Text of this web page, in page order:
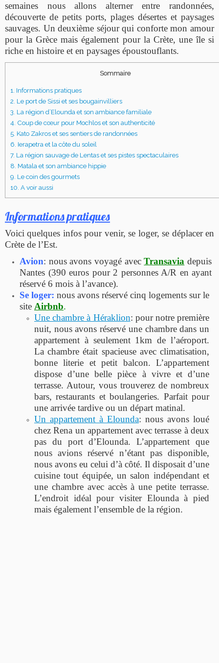
semaines nous allons alterner entre randonnées,
découverte de petits ports, plages désertes et paysages
sauvages. Un deuxième séjour qui conforte mon amour
pour la Grèce mais également pour la Crète, une île si
riche en histoire et en paysages époustouflants.
Sommaire
1. Informations pratiques
2. Le port de Sissi et ses bougainvilliers
3. La région d’Elounda et son ambiance familiale
4. Coup de cœur pour Mochlos et son authenticité
5. Kato Zakros et ses sentiers de randonnées
6. Ierapetra et la côte du soleil
7. La région sauvage de Lentas et ses pistes spectaculaires
8. Matala et son ambiance hippie
9. Le coin des gourmets
10. A voir aussi
Informations pratiques
Voici quelques infos pour venir, se loger, se déplacer en
Crète de l’Est.
Avion: nous avons voyagé avecTransavia depuis
Nantes (390 euros pour 2 personnes A/R en ayant
réservé 6 mois à l’avance).
Se loger: nous avons réservé cinq logements sur le
site Airbnb.
Une chambre à Héraklion: pour notre première
nuit, nous avons réservé une chambre dans un
appartement à seulement 1km de l’aéroport.
La chambre était spacieuse avec climatisation,
bonne literie et petit balcon. L’appartement
dispose d’une belle pièce à vivre et d’une
terrasse. Autour, vous trouverez de nombreux
bars, restaurants et boulangeries. Parfait pour
une arrivée tardive ou un départ matinal.
Un appartement à Elounda: nous avons loué
chez Rena un appartement avec terrasse à deux
pas du port d’Elounda. L’appartement que
nous avions réservé n’étant pas disponible,
nous avons eu celui d’à côté. Il disposait d’une
cuisine tout équipée, un salon indépendant et
une chambre avec accès à une petite terrasse.
L’endroit idéal pour visiter Elounda à pied
mais également l’ensemble de la région.